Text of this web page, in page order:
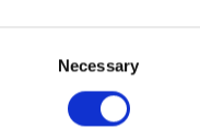
Necessary